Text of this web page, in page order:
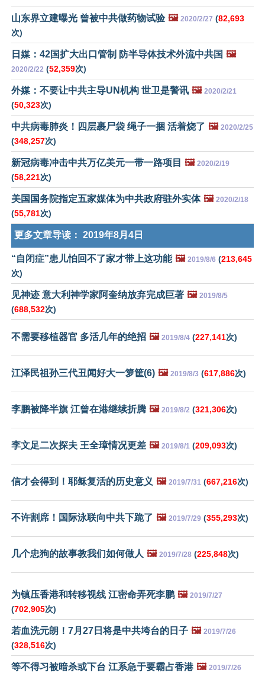
山东界立建曝光 曾被中共做药物试验 🖼️ 2020/2/27 (82,693
次)
日媒：42国扩大出口管制 防半导体技术外流中共国 🖼️
2020/2/22 (52,359次)
外媒：不要让中共主导UN机构 世卫是警讯 🖼️ 2020/2/21
(50,323次)
中共病毒肺炎！四层裹尸袋 绳子一捆 活着烧了 🖼️ 2020/2/25
(348,257次)
新冠病毒冲击中共万亿美元一带一路项目 🖼️ 2020/2/19
(58,221次)
美国国务院指定五家媒体为中共政府驻外实体 🖼️ 2020/2/18
(55,781次)
更多文章导读： 2019年8月4日
“自闭症”患儿怕回不了家才带上这功能 🖼️ 2019/8/6 (213,645
次)
见神迹 意大利神学家阿奎纳放弃完成巨著 🖼️ 2019/8/5
(688,532次)
不需要移植器官 多活几年的绝招 🖼️ 2019/8/4 (227,141次)
江泽民祖孙三代丑闻好大一箩筐(6) 🖼️ 2019/8/3 (617,886次)
李鹏被降半旗 江曾在港继续折腾 🖼️ 2019/8/2 (321,306次)
李文足二次探夫 王全璋情况更差 🖼️ 2019/8/1 (209,093次)
信才会得到！耶稣复活的历史意义 🖼️ 2019/7/31 (667,216次)
不许割席！国际泳联向中共下跪了 🖼️ 2019/7/29 (355,293次)
几个忠狗的故事教我们如何做人 🖼️ 2019/7/28 (225,848次)
为镇压香港和转移视线 江密命弄死李鹏 🖼️ 2019/7/27
(702,905次)
若血洗元朗！7月27日将是中共垮台的日子 🖼️ 2019/7/26
(328,516次)
等不得习被暗杀或下台 江系急于要霸占香港 🖼️ 2019/7/26